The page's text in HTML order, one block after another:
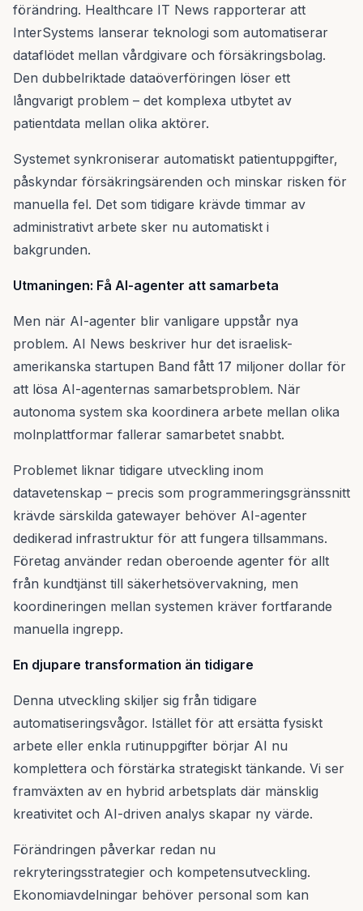
förändring. Healthcare IT News rapporterar att
InterSystems lanserar teknologi som automatiserar
dataflödet mellan vårdgivare och försäkringsbolag.
Den dubbelriktade dataöverföringen löser ett
långvarigt problem – det komplexa utbytet av
patientdata mellan olika aktörer.
Systemet synkroniserar automatiskt patientuppgifter,
påskyndar försäkringsärenden och minskar risken för
manuella fel. Det som tidigare krävde timmar av
administrativt arbete sker nu automatiskt i
bakgrunden.
Utmaningen: Få AI-agenter att samarbeta
Men när AI-agenter blir vanligare uppstår nya
problem. AI News beskriver hur det israelisk-
amerikanska startupen Band fått 17 miljoner dollar för
att lösa AI-agenternas samarbetsproblem. När
autonoma system ska koordinera arbete mellan olika
molnplattformar fallerar samarbetet snabbt.
Problemet liknar tidigare utveckling inom
datavetenskap – precis som programmeringsgränssnitt
krävde särskilda gatewayer behöver AI-agenter
dedikerad infrastruktur för att fungera tillsammans.
Företag använder redan oberoende agenter för allt
från kundtjänst till säkerhetsövervakning, men
koordineringen mellan systemen kräver fortfarande
manuella ingrepp.
En djupare transformation än tidigare
Denna utveckling skiljer sig från tidigare
automatiseringsvågor. Istället för att ersätta fysiskt
arbete eller enkla rutinuppgifter börjar AI nu
komplettera och förstärka strategiskt tänkande. Vi ser
framväxten av en hybrid arbetsplats där mänsklig
kreativitet och AI-driven analys skapar ny värde.
Förändringen påverkar redan nu
rekryteringsstrategier och kompetensutveckling.
Ekonomiavdelningar behöver personal som kan